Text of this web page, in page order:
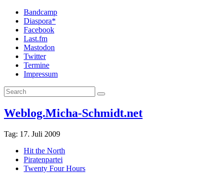
Bandcamp
Diaspora*
Facebook
Last.fm
Mastodon
Twitter
Termine
Impressum
Weblog.Micha-Schmidt.net
Tag: 17. Juli 2009
Hit the North
Piratenpartei
Twenty Four Hours